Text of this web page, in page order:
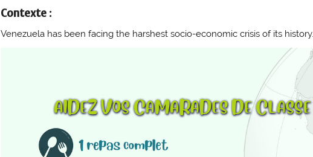
Contexte :
Venezuela has been facing the harshest socio-economic crisis of its history.